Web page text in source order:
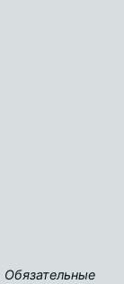
Обязательные